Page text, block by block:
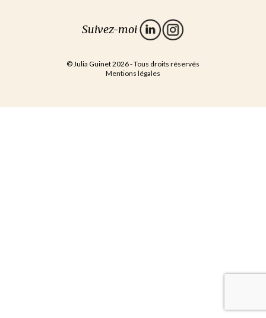
© Julia Guinet 2026 - Tous droits réservés
Mentions légales
Suivez-moi